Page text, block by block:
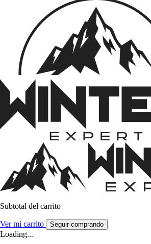
Subtotal del carrito
Ver mi carrito Seguir comprando
Loading...